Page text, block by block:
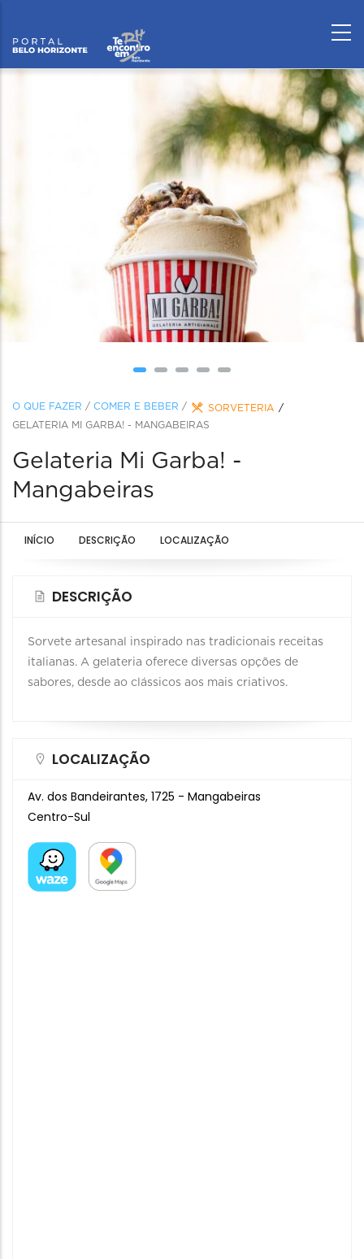
O QUE FAZER / COMER E BEBER /
SORVETERIA
GELATERIA MI GARBA! - MANGABEIRAS
Gelateria Mi Garba! -
Mangabeiras
INÍCIO DESCRIÇÃO LOCALIZAÇÃO
DESCRIÇÃO
Sorvete artesanal inspirado nas tradicionais receitas
italianas. A gelateria oferece diversas opções de
sabores, desde ao clássicos aos mais criativos.
LOCALIZAÇÃO
Av. dos Bandeirantes, 1725 - Mangabeiras
Centro-Sul